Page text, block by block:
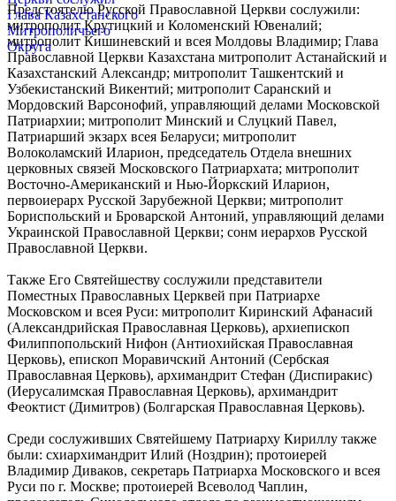
Предстоятелю Русской Православной Церкви сослужили:
митрополит Крутицкий и Коломенский Ювеналий;
митрополит Кишиневский и всея Молдовы Владимир; Глава
Православной Церкви Казахстана митрополит Астанайский и
Казахстанский Александр; митрополит Ташкентский и
Узбекистанский Викентий; митрополит Саранский и
Мордовский Варсонофий, управляющий делами Московской
Патриархии; митрополит Минский и Слуцкий Павел,
Патриарший экзарх всея Беларуси; митрополит
Волоколамский Иларион, председатель Отдела внешних
церковных связей Московского Патриархата; митрополит
Восточно-Американский и Нью-Йоркский Иларион,
первоиерарх Русской Зарубежной Церкви; митрополит
Бориспольский и Броварской Антоний, управляющий делами
Украинской Православной Церкви; сонм иерархов Русской
Православной Церкви.
Также Его Святейшеству сослужили представители
Поместных Православных Церквей при Патриархе
Московском и всея Руси: митрополит Киринский Афанасий
(Александрийская Православная Церковь), архиепископ
Филиппопольский Нифон (Антиохийская Православная
Церковь), епископ Моравичский Антоний (Сербская
Православная Церковь), архимандрит Стефан (Диспиракис)
(Иерусалимская Православная Церковь), архимандрит
Феоктист (Димитров) (Болгарская Православная Церковь).
Среди сослуживших Святейшему Патриарху Кириллу также
были: схиархимандрит Илий (Ноздрин); протоиерей
Владимир Диваков, секретарь Патриарха Московского и всея
Руси по г. Москве; протоиерей Всеволод Чаплин,